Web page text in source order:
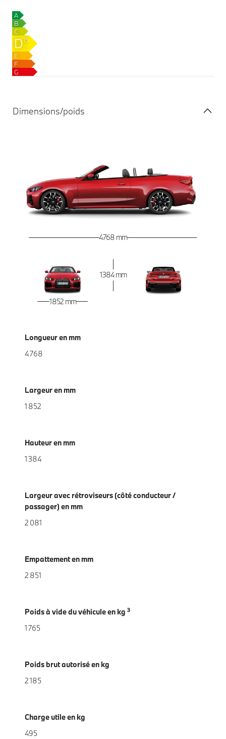
A
B
C
D152–
158
CO₂/km
E
F
G
Dimensions/poids
4 768 mm
1 852 mm
1 384 mm
Longueur en mm
4 768
Largeur en mm
1 852
Hauteur en mm
1 384
Largeur avec rétroviseurs (côté conducteur /
passager) en mm
2 081
Empattement en mm
2 851
Poids à vide du véhicule en kg 3
1 765
Poids brut autorisé en kg
2 185
Charge utile en kg
495